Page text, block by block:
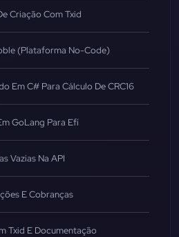
Criação Com Txid
(Plataforma No-Code)
Em C# Para Cálculo De CRC16
GoLang Para Efí
Vazias Na API
E Cobranças
Txid E Documentação